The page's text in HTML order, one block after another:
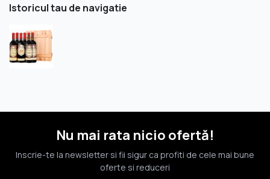
Istoricul tau de navigatie
Nu mai rata nicio ofertă!
Inscrie-te la newsletter si fii sigur ca profiti de cele mai bune
oferte si reduceri